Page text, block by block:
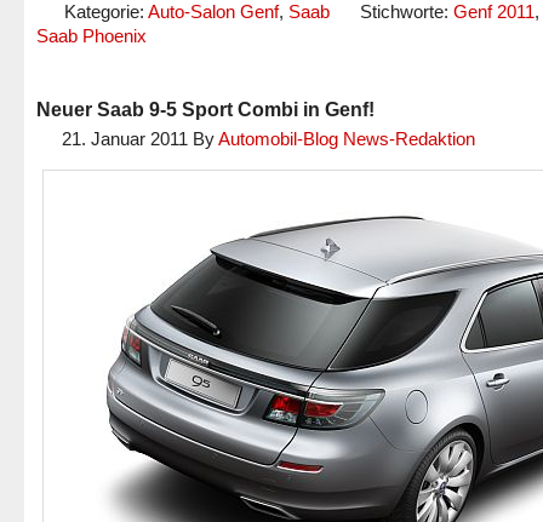
Kategorie: Auto-Salon Genf, Saab Stichworte: Genf 2011,
Saab Phoenix
Neuer Saab 9-5 Sport Combi in Genf!
21. Januar 2011 ByAutomobil-Blog News-Redaktion